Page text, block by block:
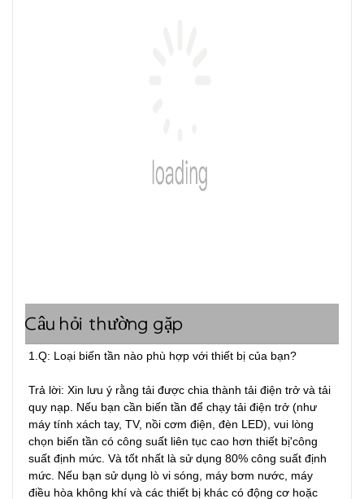
Câu hỏi thường gặp
1.Q: Loại biến tần nào phù hợp với thiết bị của bạn?
Trả lời: Xin lưu ý rằng tải được chia thành tải điện trở và tải
quy nạp. Nếu bạn cần biến tần để chạy tải điện trở (như
máy tính xách tay, TV, nồi cơm điện, đèn LED), vui lòng
chọn biến tần có công suất liên tục cao hơn thiết bị'công
suất định mức. Và tốt nhất là sử dụng 80% công suất định
mức. Nếu bạn sử dụng lò vi sóng, máy bơm nước, máy
điều hòa không khí và các thiết bị khác có động cơ hoặc